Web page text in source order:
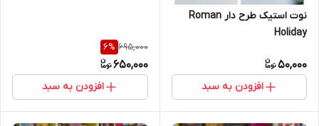
نوت استیک طرح دار Roman
Holiday
50,000
افزودن به سبد
695,000
6%
650,000
افزودن به سبد